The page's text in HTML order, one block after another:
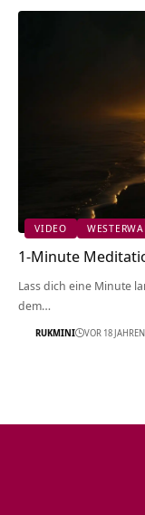
VIDEO
1-Minute
Lass dich eine Minute
dem…
RUKMINI VOR 18 JAHREN